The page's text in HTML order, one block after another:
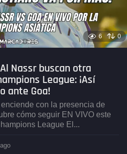
6 0
Nassr buscan otra
League: ¡Así
ante Goa!
con la presencia de
cómo seguir EN VIVO este
League El...